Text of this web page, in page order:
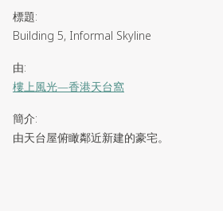
標題:
Building 5, Informal Skyline
由:
樓上風光—香港天台窩
簡介:
由天台屋俯瞰鄰近新建的豪宅。